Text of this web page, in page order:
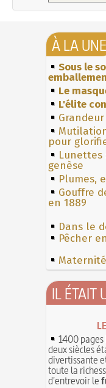
À LA UNE
Sous le
Le
L'élite
pour
Lunettes
genèse
Plumes,
Gouffre
en 1889
Dans le
Pêcher
IL ÉTAIT
1400
deux siècles
divertissante
toute la
d'entrevoir le